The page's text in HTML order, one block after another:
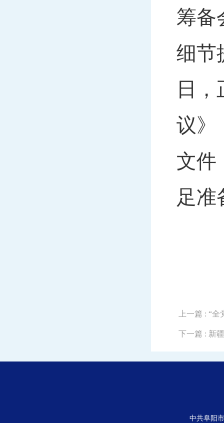
筹备
细节
日
议》
文件
足准
上一篇 : “全
下一篇 : 新
中共阜阳